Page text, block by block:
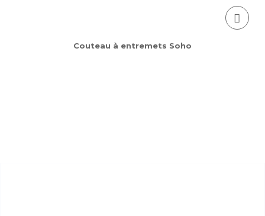
Couteau à entremets Soho